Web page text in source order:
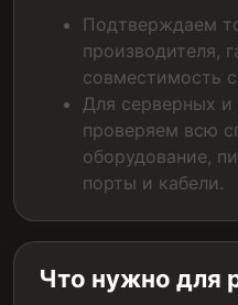
Подтверждаем
производителя,
совместимость
Для серверных и
проверяем всю
оборудование,
порты и кабели.
Что нужно для